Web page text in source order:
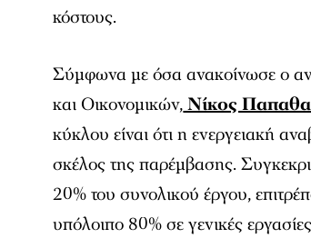
κόστους.
Σύμφωνα με όσα ανακοίνωσε ο
και Οικονομικών,Νίκος
κύκλου είναι ότι η ενεργειακή
σκέλος της παρέμβασης.
20% του συνολικού έργου,
υπόλοιπο 80% σε γενικές